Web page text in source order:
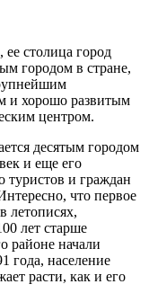
ее столица город
городом в стране,
и хорошо развитым
центром.
десятым городом
и еще его
туристов и граждан
что первое
летописях,
лет старше
районе начали
года, население
расти, как и его